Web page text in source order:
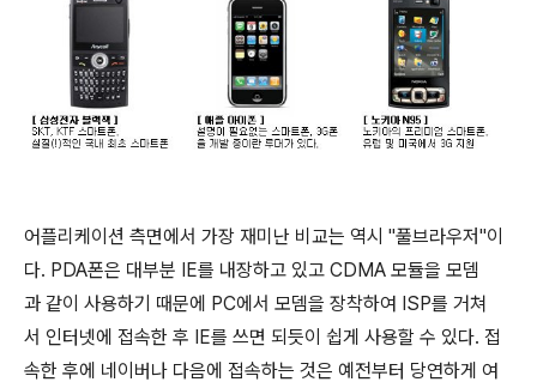
어플리케이션 측면에서 가장 재미난 비교는 역시 "풀브라우저"이
다. PDA폰은 대부분 IE를 내장하고 있고 CDMA 모듈을 모뎀
과 같이 사용하기 때문에 PC에서 모뎀을 장착하여 ISP를 거쳐
서 인터넷에 접속한 후 IE를 쓰면 되듯이 쉽게 사용할 수 있다. 접
속한 후에 네이버나 다음에 접속하는 것은 예전부터 당연하게 여